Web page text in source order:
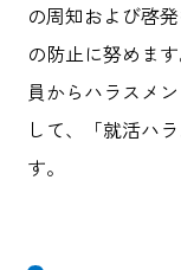
の周知および啓
の防止に努めま
員からハラスメ
して、「就活ハ
す。